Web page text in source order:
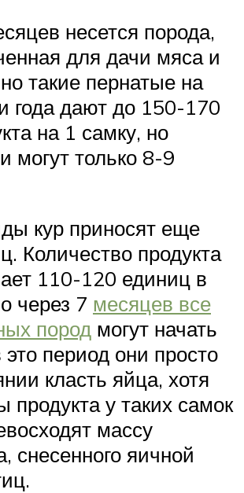
несется порода,
для дачи мяса и
такие пернатые на
года дают до 150-170
на 1 самку, но
могут только 8-9
кур приносят еще
Количество продукта
110-120 единиц в
через 7 месяцев все
пород могут начать
период они просто
класть яйца, хотя
продукта у таких самок
массу
снесенного яичной